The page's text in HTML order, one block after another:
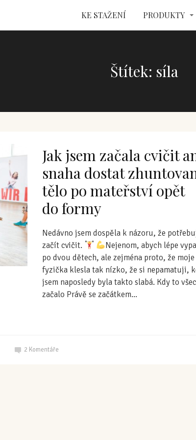
KE STAŽENÍ PRODUKTY
Štítek: síla
Jak jsem začala cvičit
snaha dostat
tělo po mateřství opět
do formy
Nedávno jsem dospěla k názoru, že
začít cvičit.
Nejenom, abych lépe
po dvou dětech, ale zejména proto, že moje
fyzička klesla tak nízko, že si nepamatuji,
jsem naposledy byla takto slabá. Kdy to
začalo Právě se začátkem...
2 Komentáře